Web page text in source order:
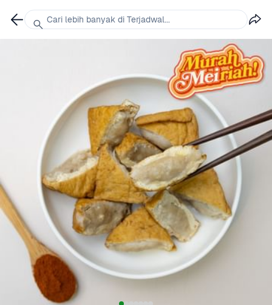
Cari lebih banyak di Terjadwal...